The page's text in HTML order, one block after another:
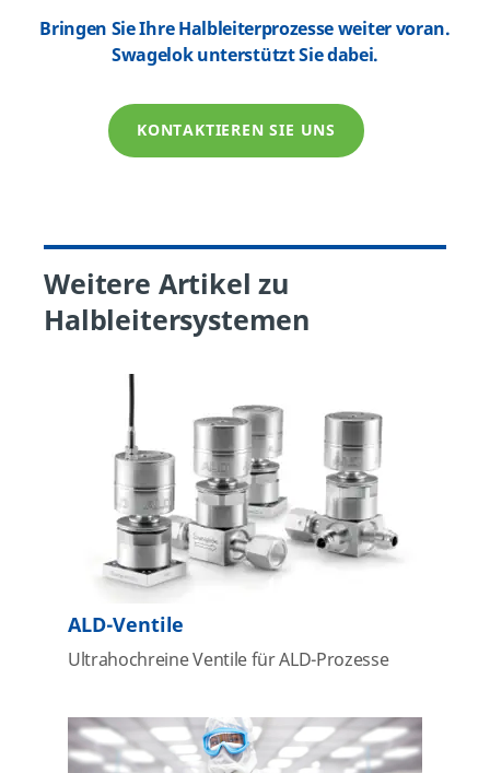
Bringen Sie Ihre Halbleiterprozesse weiter voran.
Swagelok unterstützt Sie dabei.
KONTAKTIEREN SIE UNS
Weitere Artikel zu
Halbleitersystemen
ALD-Ventile
Ultrahochreine Ventile für ALD-Prozesse